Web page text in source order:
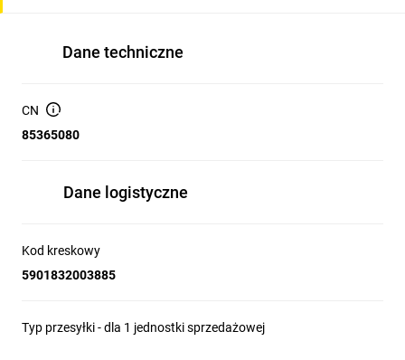
Dane techniczne
CN
85365080
Dane logistyczne
Kod kreskowy
5901832003885
Typ przesyłki - dla 1 jednostki sprzedażowej